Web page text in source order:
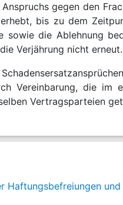
gegen den
bis zu dem
sowie die Ablehnung
Verjährung nicht erneut.
Vereinbarung, die im
Vertragsparteien
Haftungsbefreiungen